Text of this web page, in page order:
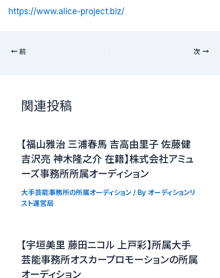
https://www.alice-project.biz/
前 次
関連投稿
【福山雅治 三浦春馬 吉高由里子 佐藤健
吉沢亮 神木隆之介 在籍】株式会社アミュ
ーズ事務所所属オーディション
大手芸能事務所の所属オーディション/ By オーディションリ
スト運営局
【宇垣美里 藤田ニコル 上戸彩】所属大手
芸能事務所オスカープロモーションの所属
オーディション